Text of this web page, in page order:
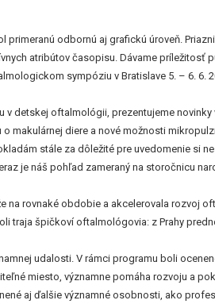
odbornú aj grafickú úroveň.
atribútov časopisu. Dávame príležitosť
sympóziu v Bratislave 5. – 6. 6.
v detskej oftalmológii, prezentujeme novinky
makulárnej diere a nové možnosti
stále za dôležité pre uvedomenie si
je náš pohľad zameraný na storočnicu
na rovnaké obdobie a akcelerovala rozvoj
traja špičkoví oftalmológovia: z Prahy
udalosti. V rámci programu boli
miesto, významne pomáha rozvoju a
aj ďalšie významné osobnosti, ako